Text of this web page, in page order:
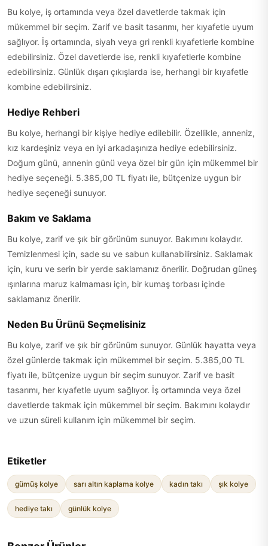
Bu kolye, iş ortamında veya özel davetlerde takmak için
mükemmel bir seçim. Zarif ve basit tasarımı, her kıyafetle uyum
sağlıyor. İş ortamında, siyah veya gri renkli kıyafetlerle kombine
edebilirsiniz. Özel davetlerde ise, renkli kıyafetlerle kombine
edebilirsiniz. Günlük dışarı çıkışlarda ise, herhangi bir kıyafetle
kombine edebilirsiniz.
Hediye Rehberi
Bu kolye, herhangi bir kişiye hediye edilebilir. Özellikle, anneniz,
kız kardeşiniz veya en iyi arkadaşınıza hediye edebilirsiniz.
Doğum günü, annenin günü veya özel bir gün için mükemmel bir
hediye seçeneği. 5.385,00 TL fiyatı ile, bütçenize uygun bir
hediye seçeneği sunuyor.
Bakım ve Saklama
Bu kolye, zarif ve şık bir görünüm sunuyor. Bakımını kolaydır.
Temizlenmesi için, sade su ve sabun kullanabilirsiniz. Saklamak
için, kuru ve serin bir yerde saklamanız önerilir. Doğrudan güneş
ışınlarına maruz kalmaması için, bir kumaş torbası içinde
saklamanız önerilir.
Neden Bu Ürünü Seçmelisiniz
Bu kolye, zarif ve şık bir görünüm sunuyor. Günlük hayatta veya
özel günlerde takmak için mükemmel bir seçim. 5.385,00 TL
fiyatı ile, bütçenize uygun bir seçim sunuyor. Zarif ve basit
tasarımı, her kıyafetle uyum sağlıyor. İş ortamında veya özel
davetlerde takmak için mükemmel bir seçim. Bakımını kolaydır
ve uzun süreli kullanım için mükemmel bir seçim.
Etiketler
gümüş kolye sarı altın kaplama kolye kadın takı şık kolye
hediye takı günlük kolye